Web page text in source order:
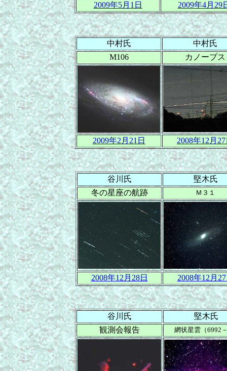
2009年5月1日 2009年4月29
中村氏
中村氏
M106
カノープス
2009年2月21日 2008年12月
谷川氏
堅木氏
冬の星座の航跡
Ｍ３１
2008年12月28日 2008年12月
谷川氏
堅木氏
観測会報告
網状星雲（6992